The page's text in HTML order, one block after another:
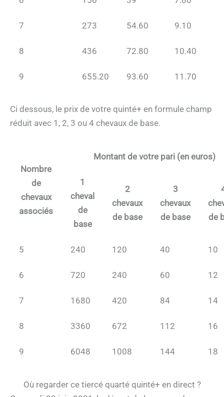
7 273 54.60 9.10
8 436 72.80 10.40
9 655.20 93.60 11.70
Ci dessous, le prix de votre quinté+ en formule champ
réduit avec 1, 2, 3 ou 4 chevaux de base.
Nombre
de
chevaux
associés
Montant de votre pari (en euros)
1
cheval
de
base
2
chevaux
de base
3
chevaux
de base
de
5 240 120 40 10
6 720 240 60 12
7 1680 420 84 14
8 3360 672 112 16
9 6048 1008 144 18
Où regarder ce tiercé quarté quinté+ en direct ?